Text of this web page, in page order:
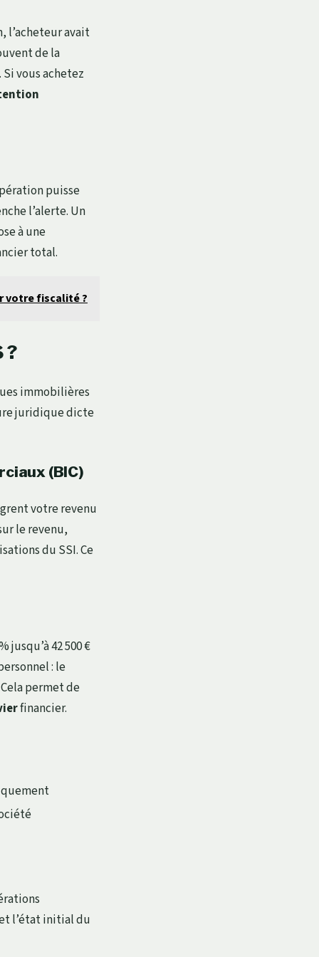
l’acheteur avait
de la
vous achetez
puisse
l’alerte. Un
à une
total.
votre fiscalité ?
?
immobilières
juridique dicte
(BIC)
votre revenu
le revenu,
du SSI. Ce
jusqu’à 42 500 €
: le
permet de
financier.
l’état initial du